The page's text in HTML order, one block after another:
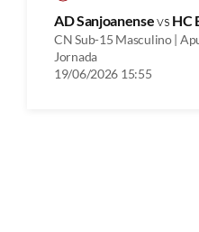
AD Sanjoanensevs HC
CN Sub-15 Masculino |
Jornada
19/06/2026 15:55